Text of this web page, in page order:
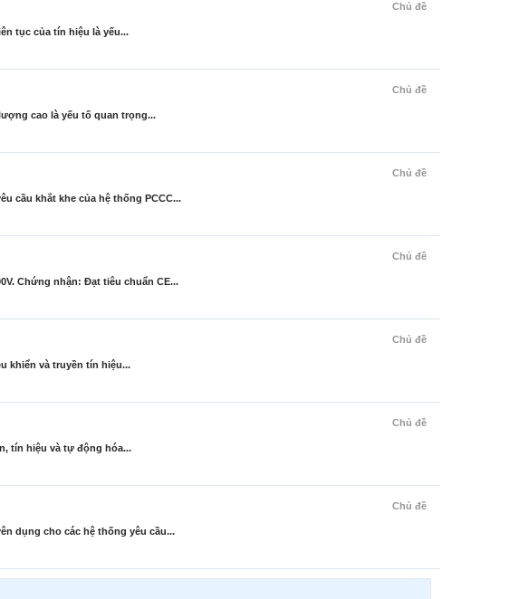
Chủ đề
tục của tín hiệu là yếu...
Chủ đề
cao là yếu tố quan trọng...
Chủ đề
cầu khắt khe của hệ thống PCCC...
Chủ đề
Chứng nhận: Đạt tiêu chuẩn CE...
Chủ đề
khiển và truyền tín hiệu...
Chủ đề
tín hiệu và tự động hóa...
Chủ đề
dụng cho các hệ thống yêu cầu...